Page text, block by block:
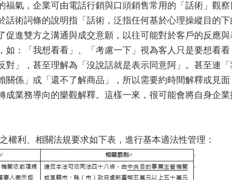
福氣，企業可由電話行銷與口頭銷售常用的「話術」觀察
話術詞條的說明指「話術，泛指任何基於心理操縱目的下
促進雙方之溝通與成交意願，以往可能對於客戶的反應與
如：「我想看看」、「考慮一下」視為客人只是要想看看
對」，甚至理解為「沒說話就是表示同意阿」。甚至連「
關係」或「還不了解商品」，所以需要約時間解釋或見面
成業務導向的樂觀解釋。這樣一來，很可能會將自身企業
權利、相關法規要求如下表，進行基本適法性管理：